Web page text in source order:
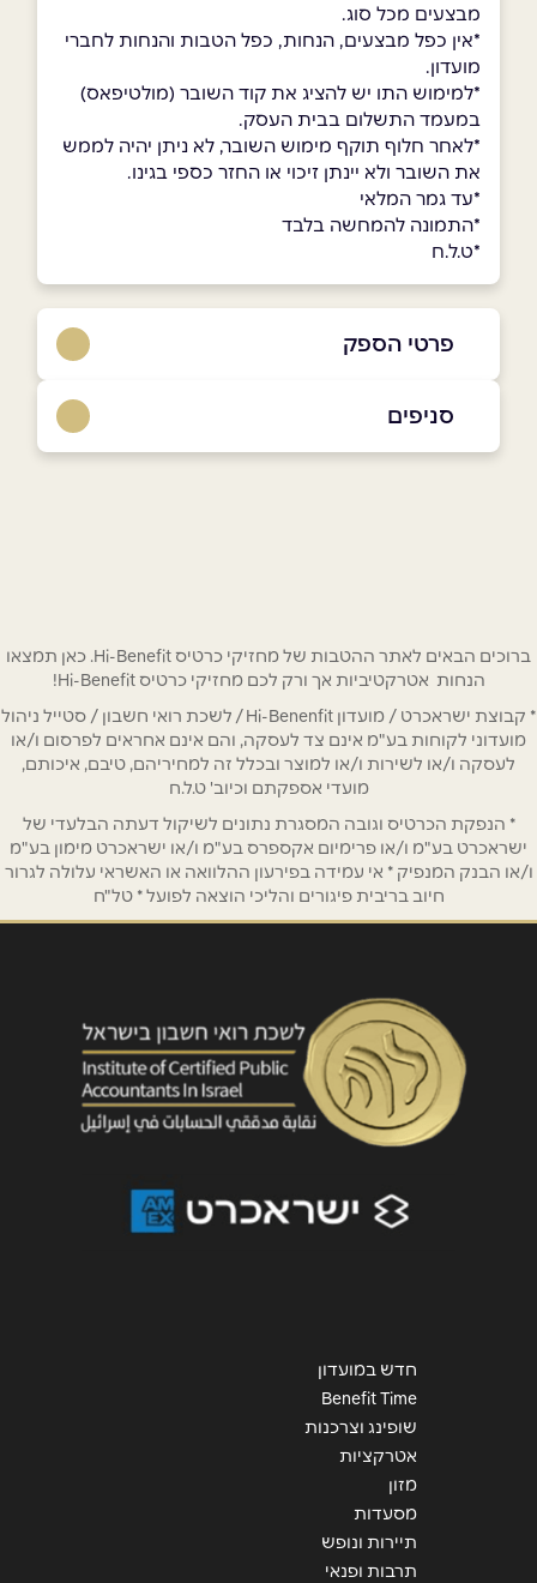
מבצעים מכל סוג.
*אין כפל מבצעים, הנחות, כפל הטבות והנחות לחברי
מועדון.
*למימוש התו יש להציג את קוד השובר (מולטיפאס)
במעמד התשלום בבית העסק.
*לאחר חלוף תוקף מימוש השובר, לא ניתן יהיה לממש
את השובר ולא יינתן זיכוי או החזר כספי בגינו.
*עד גמר המלאי
*התמונה להמחשה בלבד
*ט.ל.ח
פרטי הספק
באתר בפייסבוק באינסטגרם
טלפון*
אימייל *
אנא חזרו אלי בקשר ל...
הודעה *
שליחה
סניפים
ברוכים הבאים לאתר ההטבות של מחזיקי כרטיס Hi-Benefit. כאן תמצאו
הנחות אטרקטיביות אך ורק לכם מחזיקי כרטיס Hi-Benefit!
* קבוצת ישראכרט / מועדון Hi-Benenfit / לשכת רואי חשבון / סטייל ניהול
מועדוני לקוחות בע"מ אינם צד לעסקה, והם אינם אחראים לפרסום ו/או
לעסקה ו/או לשירות ו/או למוצר ובכלל זה למחיריהם, טיבם, איכותם,
מועדי אספקתם וכיוב' ט.ל.ח
* הנפקת הכרטיס וגובה המסגרת נתונים לשיקול דעתה הבלעדי של
ישראכרט בע"מ ו/או פרימיום אקספרס בע"מ ו/או ישראכרט מימון בע"מ
ו/או הבנק המנפיק * אי עמידה בפירעון ההלוואה או האשראי עלולה לגרור
חיוב בריבית פיגורים והליכי הוצאה לפועל * טל"ח
חדש במועדון
Benefit Time
שופינג וצרכנות
אטרקציות
מזון
מסעדות
תיירות ונופש
תרבות ופנאי